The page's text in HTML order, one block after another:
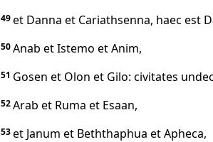
49et Danna et Cariathsenna, haec est
50Anab et Istemo et Anim,
51 Gosen et Olon et Gilo: civitates
52Arab et Ruma et Esaan,
53et Janum et Beththaphua et Apheca,